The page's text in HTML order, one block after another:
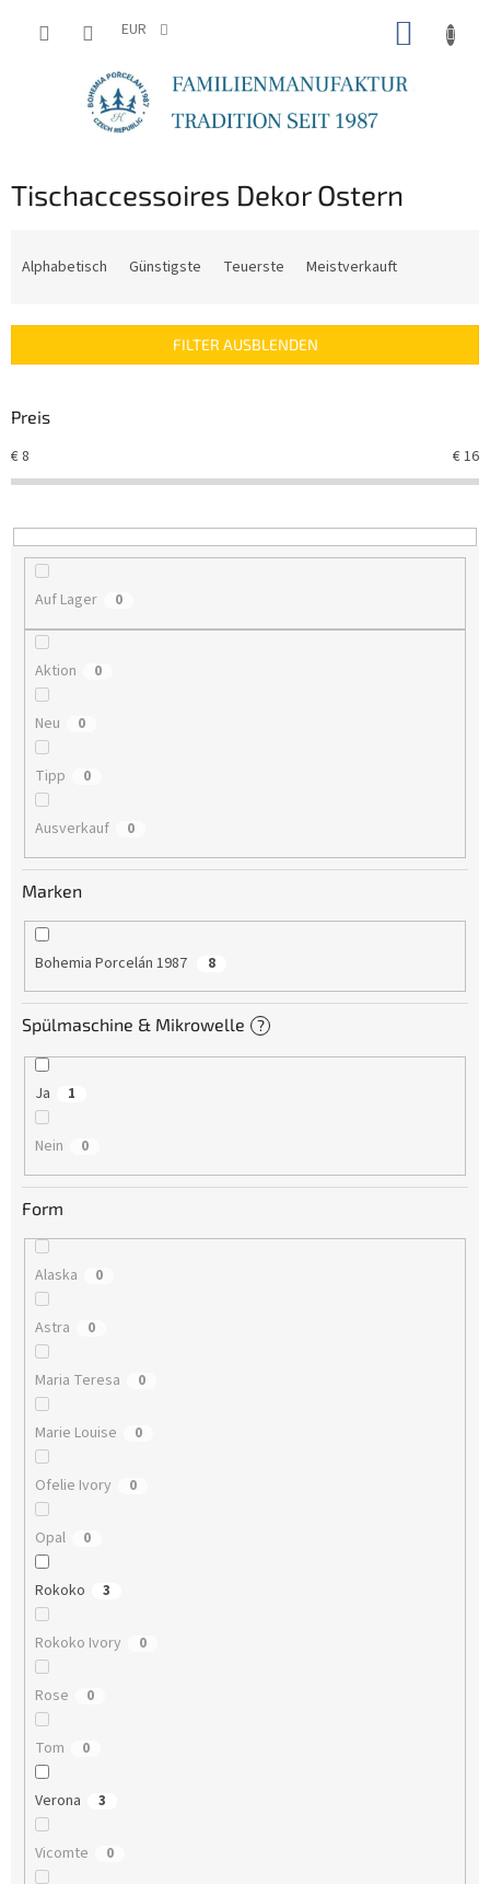
EUR
Tischaccessoires Dekor Ostern
k
s
r
t
e
r
Alphabetisch Günstigste Teuerste Meistverkauft
FILTER AUSBLENDEN
Preis
€8 €16
Auf Lager 0
Aktion 0
Neu 0
Tipp 0
Ausverkauf 0
Marken
Bohemia Porcelán 1987 8
Spülmaschine & Mikrowelle ?
Ja 1
Nein 0
Form
Alaska 0
Astra 0
Maria Teresa 0
Marie Louise 0
Ofelie Ivory 0
Opal 0
Rokoko 3
Rokoko Ivory 0
Rose 0
Tom 0
Verona 3
Vicomte 0